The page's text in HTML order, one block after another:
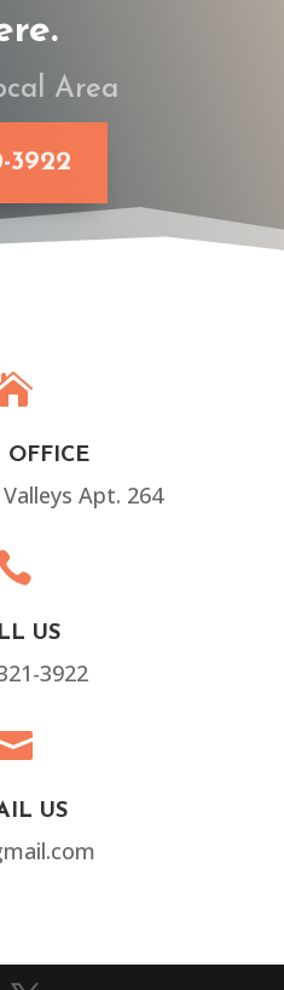
Area
3922
OFFICE
Apt. 264
US
3922
US